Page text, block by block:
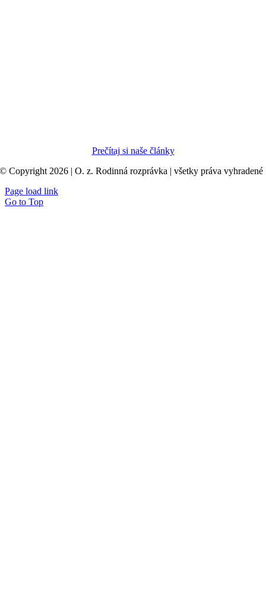
Prečítaj si naše články
© Copyright 2026 | O. z. Rodinná rozprávka | všetky práva vyhradené
Page load link
Go to Top